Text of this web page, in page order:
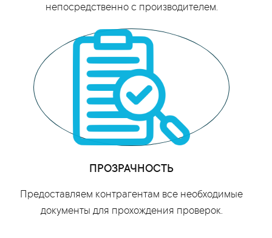
непосредственно с производителем.
ПРОЗРАЧНОСТЬ
Предоставляем контрагентам все необходимые
документы для прохождения проверок.